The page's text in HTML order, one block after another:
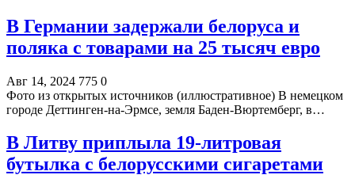
В Германии задержали белоруса и
поляка с товарами на 25 тысяч евро
Авг 14, 2024 775 0
Фото из открытых источников (иллюстративное) В немецком
городе Деттинген-на-Эрмсе, земля Баден-Вюртемберг, в…
В Литву приплыла 19-литровая
бутылка с белорусскими сигаретами